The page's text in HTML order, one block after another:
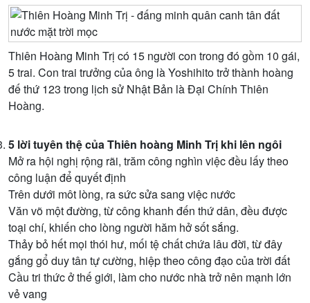
Thiên Hoàng Minh Trị có 15 người con trong đó gồm 10 gái,
5 trai. Con trai trưởng của ông là Yoshihito trở thành hoàng
đế thứ 123 trong lịch sử Nhật Bản là Đại Chính Thiên
Hoàng.
5 lời tuyên thệ của Thiên hoàng Minh Trị khi lên ngôi
Mở ra hội nghị rộng rãi, trăm công nghìn việc đều lấy theo
công luận để quyết định
Trên dưới môt lòng, ra sức sửa sang việc nước
Văn võ một đường, từ công khanh đến thứ dân, đều được
toại chí, khiến cho lòng người hăm hở sốt sắng.
Thảy bỏ hết mọi thói hư, mối tệ chất chứa lâu đời, từ đây
gắng gổ duy tân tự cường, hiệp theo công đạo của trời đất
Cầu tri thức ở thế giới, làm cho nước nhà trở nên mạnh lớn
vẻ vang